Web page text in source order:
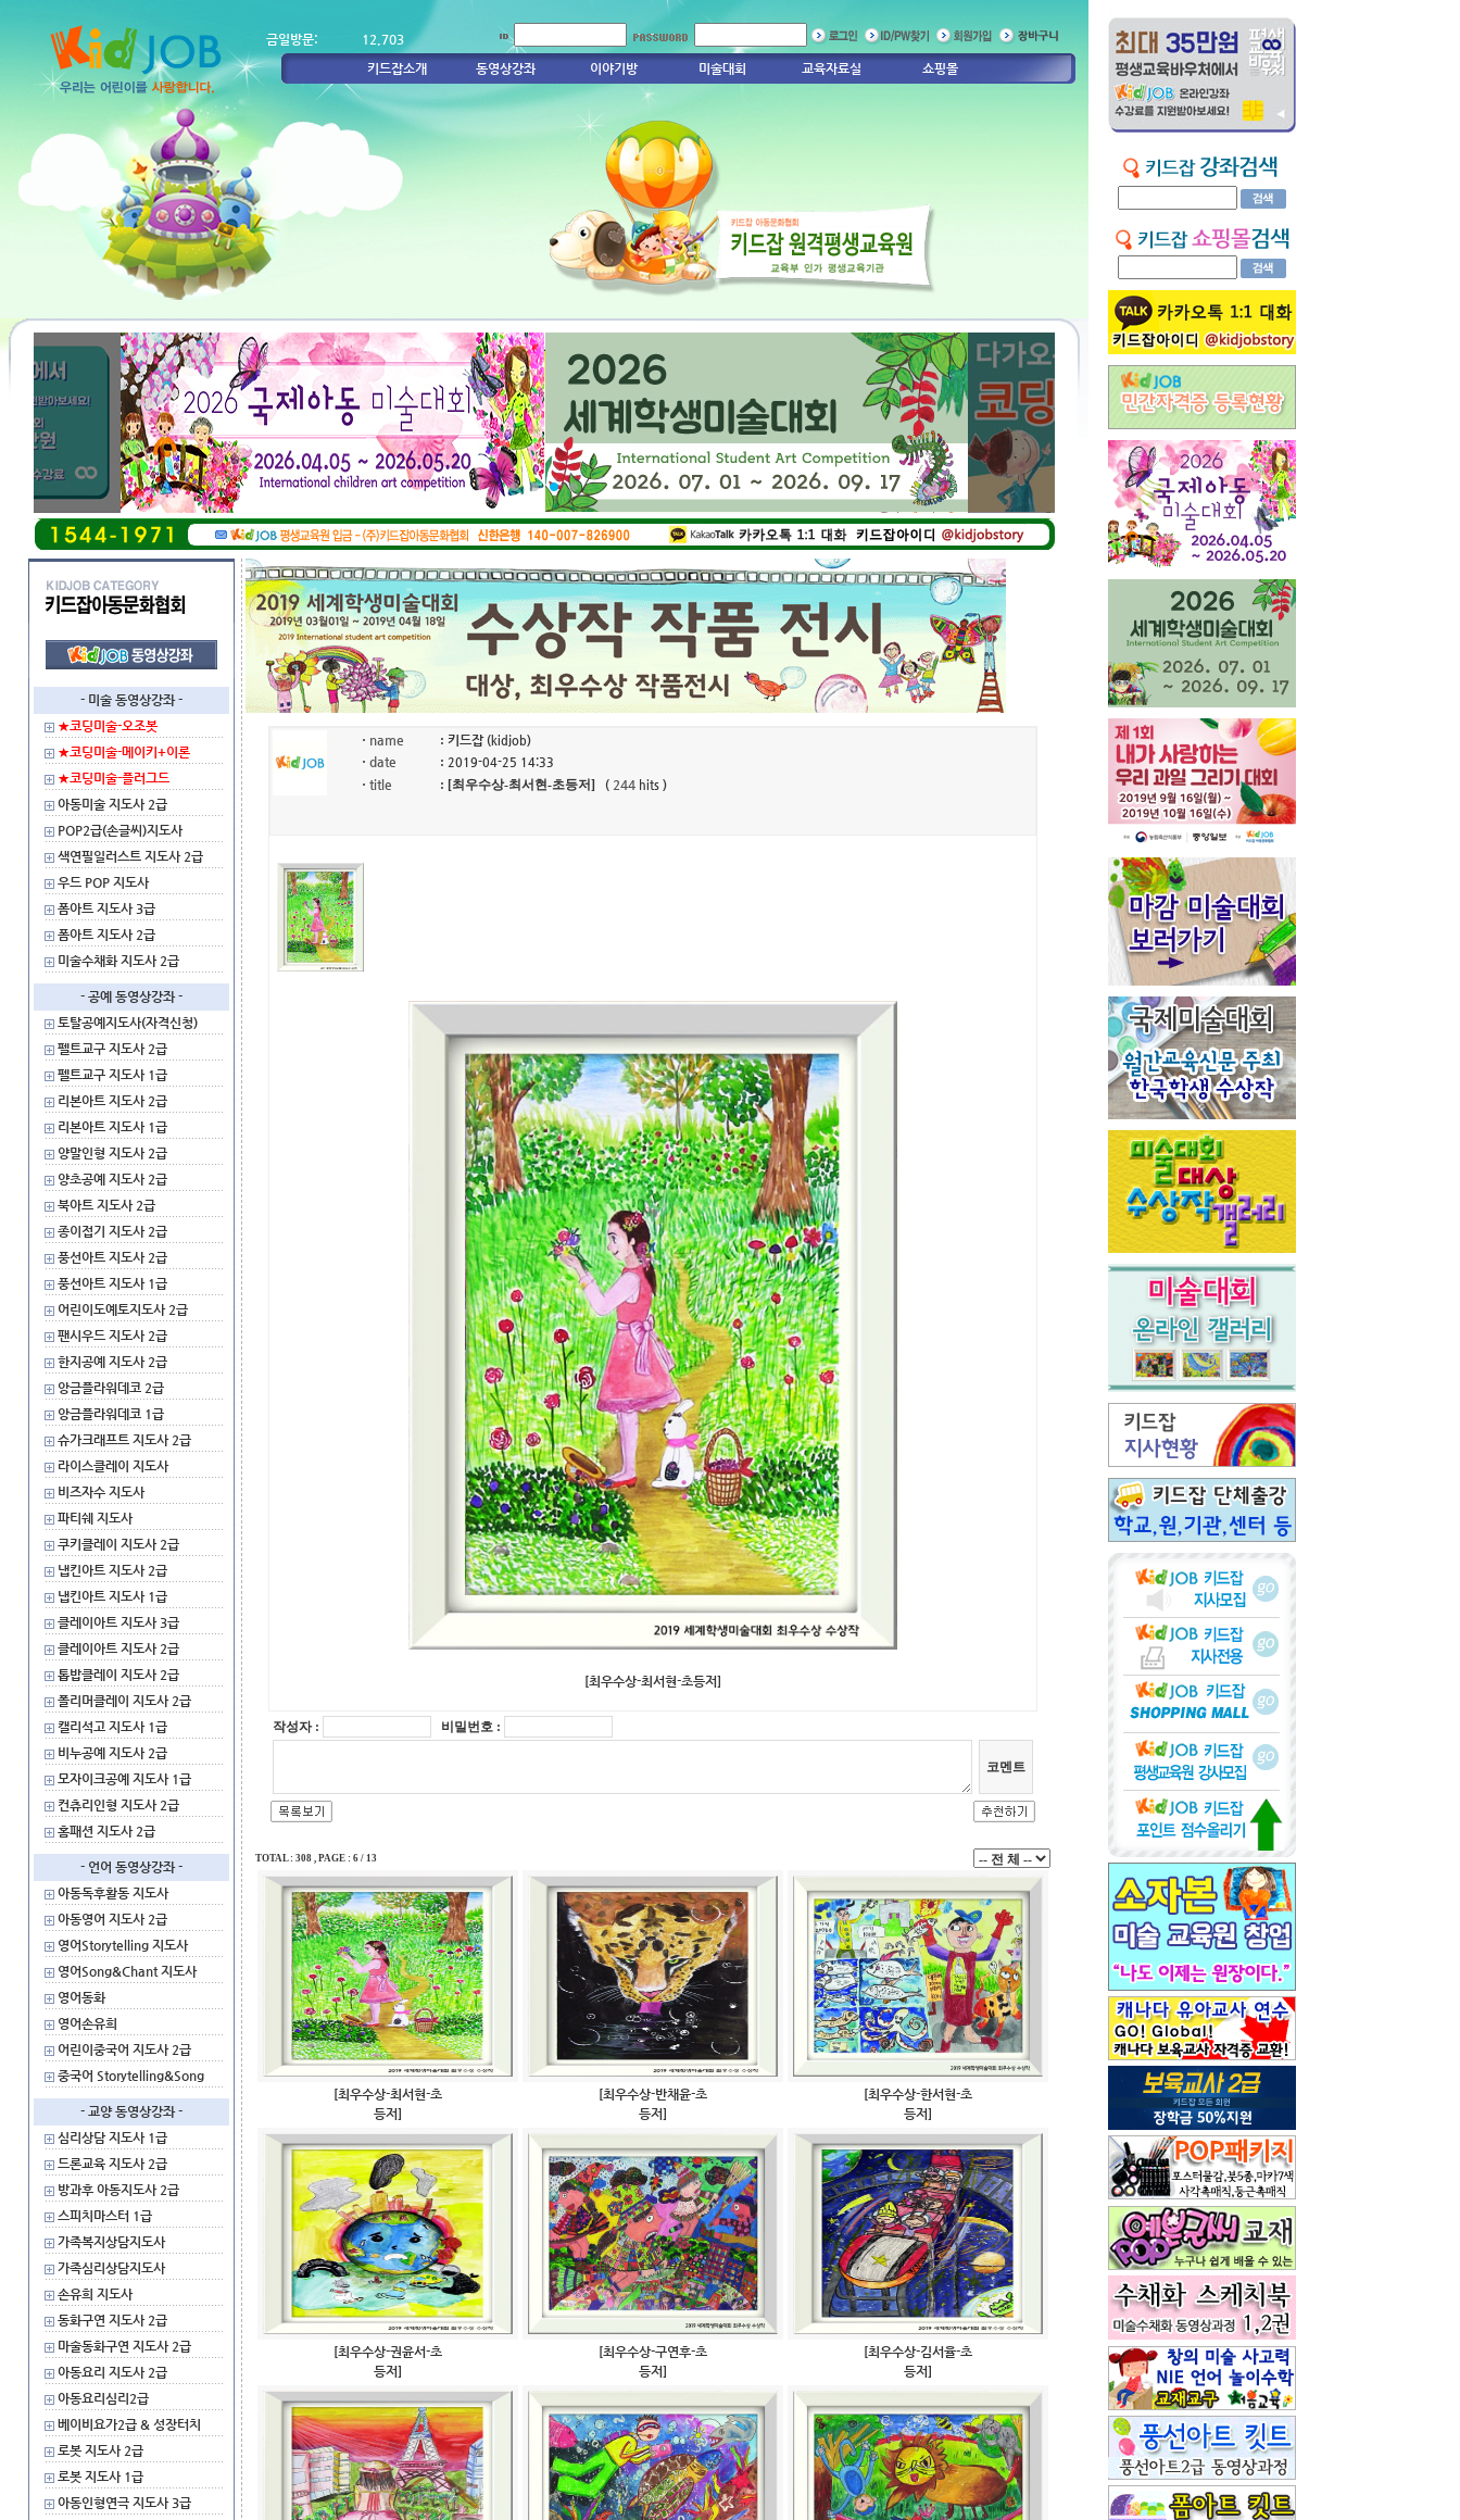
금일방문:
12,703
키드잡소개
동영상강좌 이야기방 미술대회 교육자료실 쇼핑몰
1 2 3 4
- 미술 동영상강좌 -
★코딩미술-오조봇
★코딩미술-메이키+이론
★코딩미술-플러그드
아동미술 지도사 2급
POP2급(손글씨)지도사
색연필일러스트 지도사 2급
우드 POP 지도사
폼아트 지도사 3급
폼아트 지도사 2급
미술수채화 지도사 2급
- 공예 동영상강좌 -
토탈공예지도사(자격신청)
펠트교구 지도사 2급
펠트교구 지도사 1급
리본아트 지도사 2급
리본아트 지도사 1급
양말인형 지도사 2급
양초공예 지도사 2급
북아트 지도사 2급
종이접기 지도사 2급
풍선아트 지도사 2급
풍선아트 지도사 1급
어린이도예토지도사 2급
팬시우드 지도사 2급
한지공예 지도사 2급
앙금플라워데코 2급
앙금플라워데코 1급
슈가크래프트 지도사 2급
라이스클레이 지도사
비즈자수 지도사
파티쉐 지도사
쿠키클레이 지도사 2급
냅킨아트 지도사 2급
냅킨아트 지도사 1급
클레이아트 지도사 3급
클레이아트 지도사 2급
톱밥클레이 지도사 2급
폴리머클레이 지도사 2급
캘리석고 지도사 1급
비누공예 지도사 2급
모자이크공예 지도사 1급
컨츄리인형 지도사 2급
홈패션 지도사 2급
- 언어 동영상강좌 -
아동독후활동 지도사
아동영어 지도사 2급
영어Storytelling 지도사
영어Song&Chant 지도사
영어동화
영어손유희
어린이중국어 지도사 2급
중국어 Storytelling&Song
- 교양 동영상강좌 -
심리상담 지도사 1급
드론교육 지도사 2급
방과후 아동지도사 2급
스피치마스터 1급
가족복지상담지도사
가족심리상담지도사
손유희 지도사
동화구연 지도사 2급
마술동화구연 지도사 2급
아동요리 지도사 2급
아동요리심리2급
베이비요가2급 & 성장터치
로봇 지도사 2급
로봇 지도사 1급
아동인형연극 지도사 3급
· name : 키드잡(kidjob)
· date : 2019-04-25 14:33
· title : [최우수상-최서현-초등저] ( 244 hits )
[최우수상-최서현-초등저]
작성자 : 비밀번호 :
TOTAL : 308 , PAGE : 6 / 13
[최우수상-최서현-초
등저]
[최우수상-반채윤-초
등저]
[최우수상-한서현-초
등저]
[최우수상-권윤서-초
등저]
[최우수상-구연후-초
등저]
[최우수상-김서율-초
등저]